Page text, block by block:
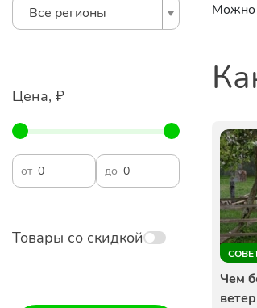
Все регионы
Цена, ₽
от до
Товары со скидкой
Можно
Чем